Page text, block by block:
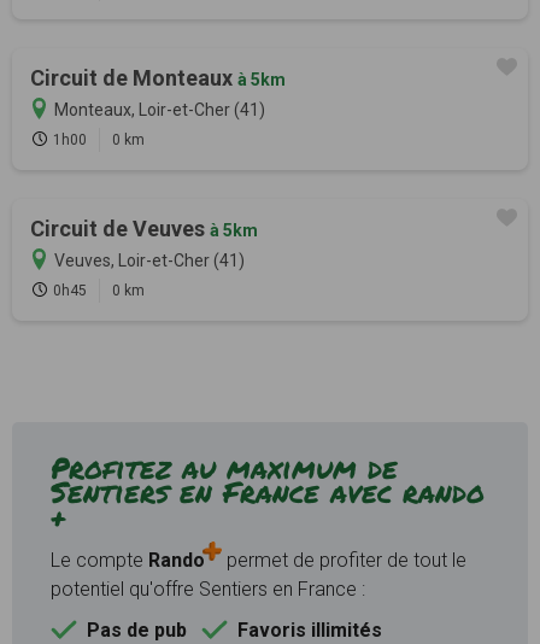
Circuit de Monteaux à 5km
Monteaux, Loir-et-Cher (41)
1h00 0 km
Circuit de Veuves à 5km
Veuves, Loir-et-Cher (41)
0h45 0 km
Profitez au maximum de
Sentiers en France avec rando
+
Le compte Rando
permet de profiter de tout le
potentiel qu'offre Sentiers en France :
Pas de pub
Favoris illimités